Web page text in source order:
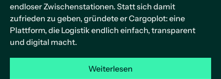
endloser Zwischenstationen. Statt sich damit
zufrieden zu geben, gründete er Cargoplot: eine
Plattform, die Logistik endlich einfach, transparent
und digital macht.
Weiterlesen